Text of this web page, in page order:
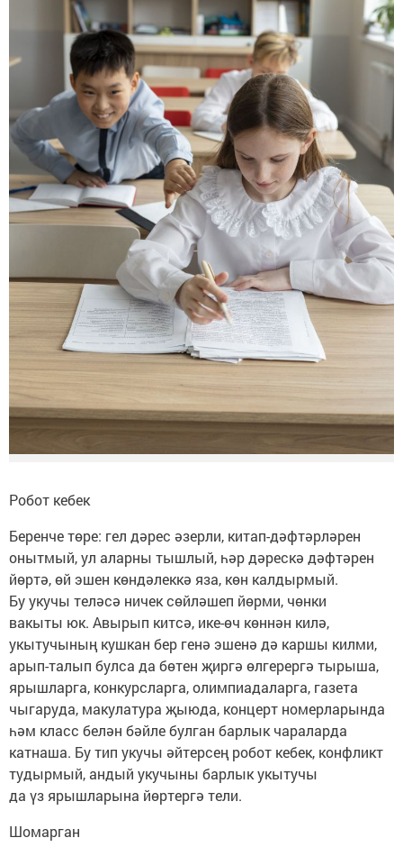
Робот кебек
Беренче төре: гел дәрес әзерли, китап-дәфтәрләрен
онытмый, ул аларны тышлый, һәр дәрескә дәфтәрен
йөртә, өй эшен көндәлеккә яза, көн калдырмый.
Бу укучы теләсә ничек сөйләшеп йөрми, чөнки
вакыты юк. Авырып китсә, ике-өч көннән килә,
укытучының кушкан бер генә эшенә дә каршы килми,
арып-талып булса да бөтен җиргә өлгерергә тырыша,
ярышларга, конкурсларга, олимпиадаларга, газета
чыгаруда, макулатура җыюда, концерт номерларында
һәм класс белән бәйле булган барлык чараларда
катнаша. Бу тип укучы әйтерсең робот кебек, конфликт
тудырмый, андый укучыны барлык укытучы
да үз ярышларына йөртергә тели.
Шомарган